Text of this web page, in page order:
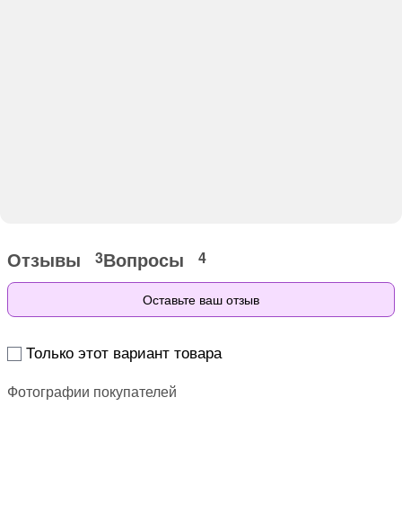
Отзывы 3Вопросы 4
Оставьте ваш отзыв
Только этот вариант товара
Фотографии покупателей